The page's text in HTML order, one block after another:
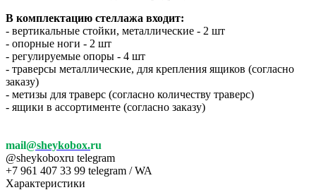
В комплектацию стеллажа входит:
- вертикальные стойки, металлические - 2 шт
- опорные ноги - 2 шт
- регулируемые опоры - 4 шт
- траверсы металлические, для крепления ящиков (согласно
заказу)
- метизы для траверс (согласно количеству траверс)
- ящики в ассортименте (согласно заказу)
mail@sheykobox.ru
@sheykoboxru telegram
+7 961 407 33 99 telegram / WA
Характеристики